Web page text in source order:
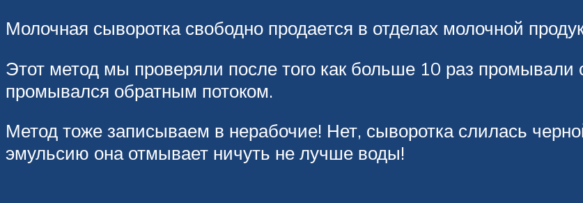
Молочная сыворотка свободно продается в отделах молочной
Этот метод мы проверяли после того как больше 10 раз
промывался обратным потоком.
Метод тоже записываем в нерабочие! Нет, сыворотка слилась
эмульсию она отмывает ничуть не лучше воды!